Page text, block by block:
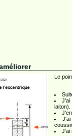
Le
J'ai
laiton).
J'ai
J'ai